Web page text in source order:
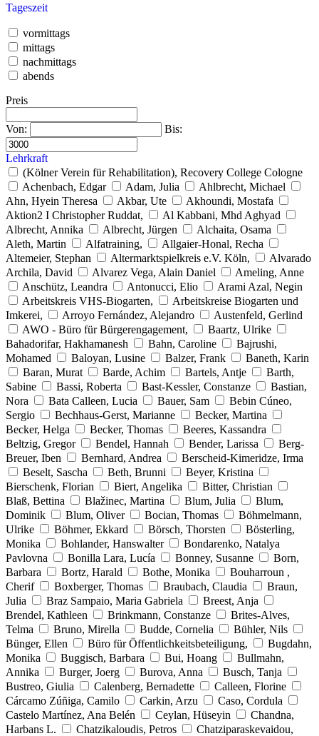
Tageszeit
vormittags
mittags
nachmittags
abends
Preis
Von: Bis:
Lehrkraft
(Kölner Verein für Rehabilitation), Recovery College Cologne
Achenbach, Edgar
Adam, Julia
Ahlbrecht, Michael
Ahn, Hyein Theresa
Akbar, Ute
Akhoundi, Mostafa
Aktion2 I Christopher Ruddat,
Al Kabbani, Mhd Aghyad
Albrecht, Annika
Albrecht, Jürgen
Alchaita, Osama
Aleth, Martin
Alfatraining,
Allgaier-Honal, Recha
Altemeier, Stephan
Altermarktspielkreis e.V. Köln,
Alvarado
Archila, David
Alvarez Vega, Alain Daniel
Ameling, Anne
Anschütz, Leandra
Antonucci, Elio
Arami Azal, Negin
Arbeitskreis VHS-Biogarten,
Arbeitskreise Biogarten und
Imkerei,
Arroyo Fernández, Alejandro
Austenfeld, Gerlind
AWO - Büro für Bürgerengagement,
Baartz, Ulrike
Bahadorifar, Hakhamanesh
Bahn, Caroline
Bajrushi,
Mohamed
Baloyan, Lusine Balzer, Frank
Baneth, Karin
Baran, Murat
Barde, Achim Bartels, Antje
Barth,
Sabine
Bassi, Roberta Bast-Kessler, Constanze
Bastian,
Nora
Bata Calleen, Lucia Bauer, Sam
Bebin Cúneo,
Sergio
Bechhaus-Gerst, Marianne
Becker, Martina
Becker, Helga
Becker, Thomas
Beeres, Kassandra
Beltzig, Gregor
Bendel, Hannah Bender, Larissa
Berg-
Breuer, Iben
Bernhard, Andrea
Berscheid-Kimeridze, Irma
Beselt, Sascha
Beth, Brunni
Beyer, Kristina
Bierschenk, Florian
Biert, Angelika
Bitter, Christian
Blaß, Bettina
Blažinec, Martina Blum, Julia
Blum,
Dominik
Blum, Oliver Bocian, Thomas
Böhmelmann,
Ulrike
Böhmer, Ekkard Börsch, Thorsten
Bösterling,
Monika
Bohlander, Hanswalter
Bondarenko, Natalya
Pavlovna
Bonilla Lara, Lucía Bonney, Susanne
Born,
Barbara
Bortz, Harald Bothe, Monika
Bouharroun ,
Cherif
Boxberger, Thomas Braubach, Claudia
Braun,
Julia
Braz Sampaio, Maria Gabriela
Breest, Anja
Brendel, Kathleen
Brinkmann, Constanze
Brites-Alves,
Telma
Bruno, Mirella Budde, Cornelia
Bühler, Nils
Bünger, Ellen
Büro für Öffentlichkeitsbeteiligung,
Bugdahn,
Monika
Buggisch, Barbara Bui, Hoang
Bullmahn,
Annika
Burger, Joerg Burova, Anna
Busch, Tanja
Bustreo, Giulia
Calenberg, Bernadette
Calleen, Florine
Cárcamo Zúñiga, Camilo
Carkin, Arzu
Caso, Cordula
Castelo Martínez, Ana Belén
Ceylan, Hüseyin
Chandna,
Harbans L.
Chatzikaloudis, Petros
Chatziparaskevaidou,